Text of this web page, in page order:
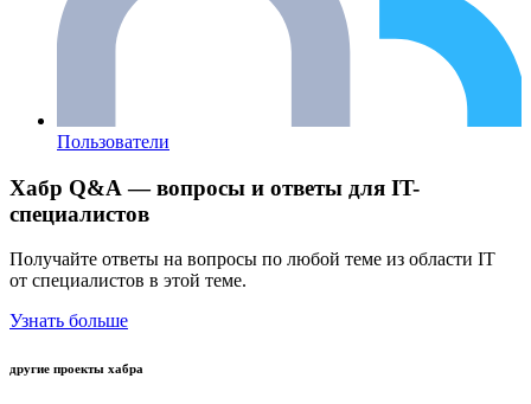
Пользователи
Хабр Q&A — вопросы и ответы для IT-
специалистов
Получайте ответы на вопросы по любой теме из области IT
от специалистов в этой теме.
Узнать больше
другие проекты хабра